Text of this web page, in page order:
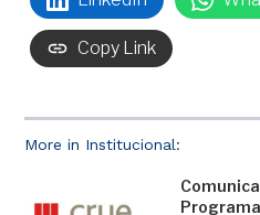
More in Institucional:
Copy Link